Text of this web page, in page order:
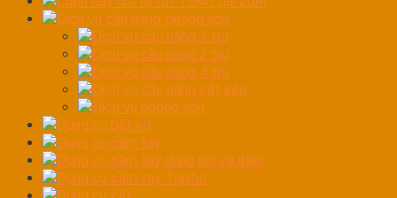
Dịch vụ cầu nâng-phòng sơn
Dịch vụ cầu nâng 1 trụ
Dịch vụ cầu nâng 2 trụ
Dịch vụ cầu nâng 4 trụ
Dịch vụ cầu nâng cắt kéo
Dịch vụ phòng sơn
Dụng cụ bắt vít
Dụng cụ cầm tay
Dụng cụ cầm tay dùng pin và điện
Dụng cụ cầm tay Toptul